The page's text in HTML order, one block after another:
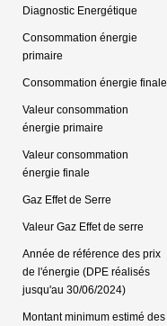
Diagnostic Energétique
Consommation énergie
primaire
Consommation énergie finale
Valeur consommation
énergie primaire
Valeur consommation
énergie finale
Gaz Effet de Serre
Valeur Gaz Effet de serre
Année de référence des prix
de l'énergie (DPE réalisés
jusqu'au 30/06/2024)
Montant minimum estimé des